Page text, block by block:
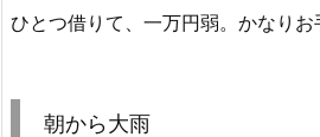
ひとつ借りて、一万円弱。かなりお
朝から大雨